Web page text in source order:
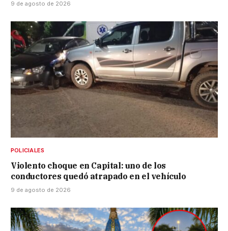
9 de agosto de 2026
POLICIALES
Violento choque en Capital: uno de los
conductores quedó atrapado en el vehículo
9 de agosto de 2026